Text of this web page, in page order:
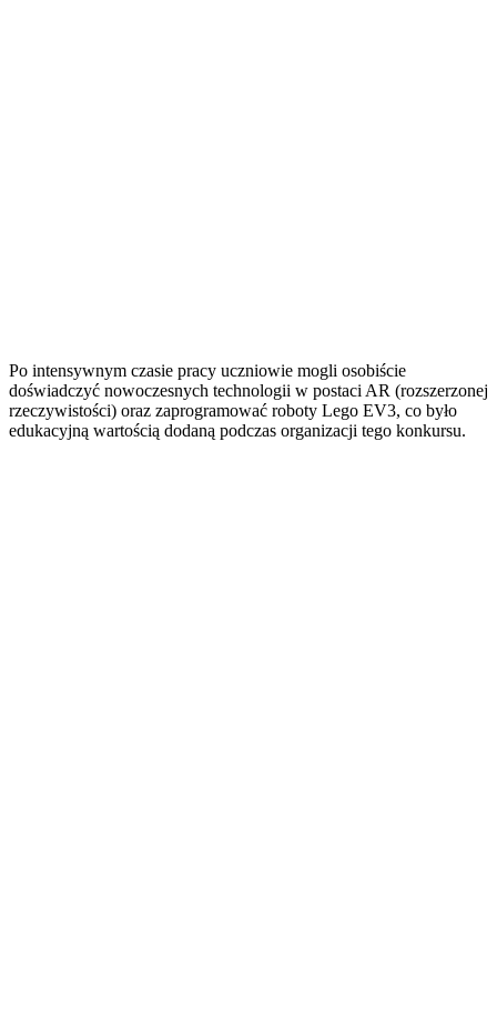
Po intensywnym czasie pracy uczniowie mogli osobiście
doświadczyć nowoczesnych technologii w postaci AR (rozszerzonej
rzeczywistości) oraz zaprogramować roboty Lego EV3, co było
edukacyjną wartością dodaną podczas organizacji tego konkursu.